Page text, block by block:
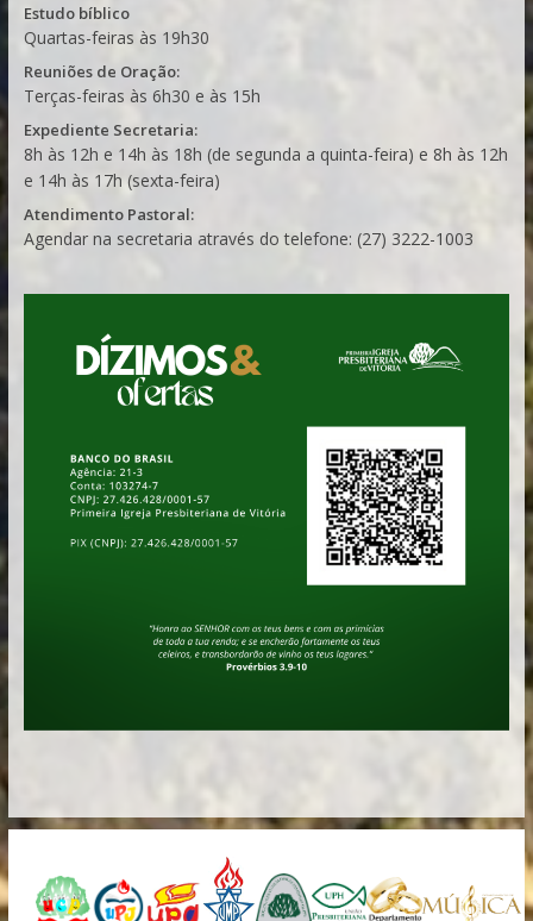
Estudo bíblico
Quartas-feiras às 19h30
Reuniões de Oração:
Terças-feiras às 6h30 e às 15h
Expediente Secretaria:
8h às 12h e 14h às 18h (de segunda a quinta-feira) e 8h às 12h
e 14h às 17h (sexta-feira)
Atendimento Pastoral:
Agendar na secretaria através do telefone: (27) 3222-1003